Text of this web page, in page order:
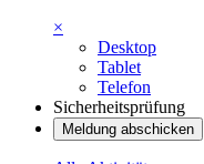
×
Desktop
Tablet
Telefon
Sicherheitsprüfung
Meldung abschicken